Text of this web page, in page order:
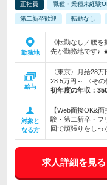
正社員 職種・業種未経験
第二新卒歓迎 転勤なし
勤務地
《転勤なし／腰
先が勤務地です♪
給与
〈東京〉月給28
28.5万円～ 〈そ
初年度の年収：
対象と
なる方
【Web面接OK&
験・第二新卒・
回で頑張りをしっ
求人詳細を見る